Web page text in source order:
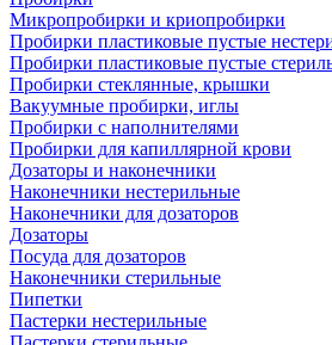
Микропробирки и криопробирки
Пробирки пластиковые пустые
Пробирки пластиковые пустые
Пробирки стеклянные, крышки
Вакуумные пробирки, иглы
Пробирки с наполнителями
Пробирки для капиллярной крови
Дозаторы и наконечники
Наконечники нестерильные
Наконечники для дозаторов
Дозаторы
Посуда для дозаторов
Наконечники стерильные
Пипетки
Пастерки нестерильные